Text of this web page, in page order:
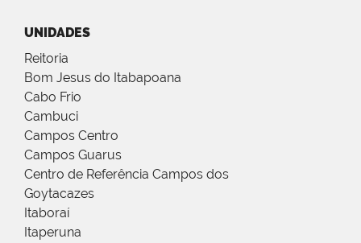
UNIDADES
Reitoria
Bom Jesus do Itabapoana
Cabo Frio
Cambuci
Campos Centro
Campos Guarus
Centro de Referência Campos dos
Goytacazes
Itaboraí
Itaperuna